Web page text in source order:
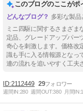
このブログのここがポ
多彩な製
ミニ四駆に関するさまざま
定品、グレードアップパー
奇心を刺激します。価格改
識も手に入る情報源となっ
連の流れを追いやすく工夫
2112449 29
週間IN:280 週間OUT:380 月間IN: